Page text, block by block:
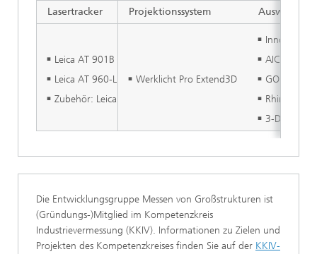
Projektionssystem
Werklicht Pro Extend3D
InnoMetric
AICON 3D
GOM
Rhinoceros
3-Dim
Lasertracker
Leica AT 901B
Leica AT 960-LR
Zubehör: Leica T-Mac, Leica Absolut Scanner und T-Probe
Die Entwicklungsgruppe Messen von Großstrukturen ist
(Gründungs-)Mitglied im Kompetenzkreis
Industrievermessung (KKIV). Informationen zu Zielen und
Projekten des Kompetenzkreises finden Sie auf der KKIV-